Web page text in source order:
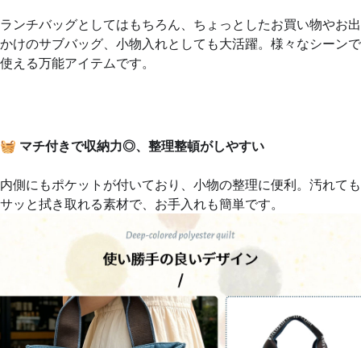
ランチバッグとしてはもちろん、ちょっとしたお買い物やお出
かけのサブバッグ、小物入れとしても大活躍。様々なシーンで
使える万能アイテムです。
🧺 マチ付きで収納力◎、整理整頓がしやすい
内側にもポケットが付いており、小物の整理に便利。汚れても
サッと拭き取れる素材で、お手入れも簡単です。